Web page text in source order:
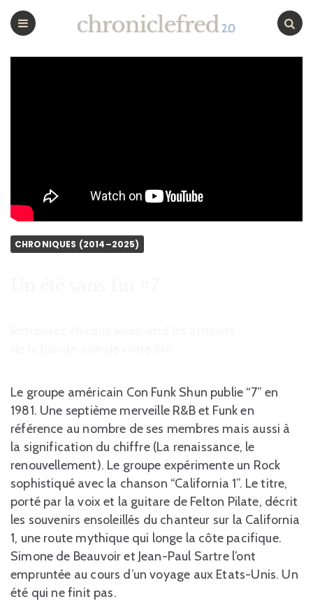
CHRONICLEFRED
CHRONIQUES (2014–2025)
Le groupe américain Con Funk Shun publie “7” en
1981. Une septième merveille R&B et Funk en
référence au nombre de ses membres mais aussi à
la signification du chiffre (La renaissance, le
renouvellement). Le groupe expérimente un Rock
sophistiqué avec la chanson “California 1”. Le titre,
porté par la voix et la guitare de Felton Pilate, décrit
les souvenirs ensoleillés du chanteur sur la California
1, une route mythique qui longe la côte pacifique.
Simone de Beauvoir et Jean-Paul Sartre l’ont
empruntée au cours d’un voyage aux Etats-Unis. Un
été qui ne finit pas.